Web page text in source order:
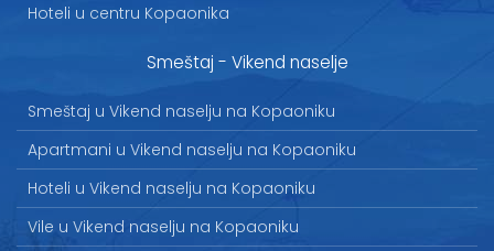
Hoteli u centru Kopaonika
Smeštaj - Vikend naselje
Smeštaj u Vikend naselju na Kopaoniku
Apartmani u Vikend naselju na Kopaoniku
Hoteli u Vikend naselju na Kopaoniku
Vile u Vikend naselju na Kopaoniku